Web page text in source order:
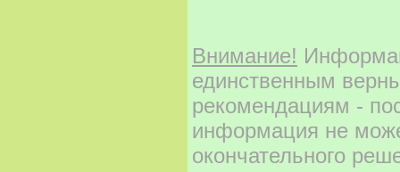
Внимание!
единственным
рекомендациям -
информация не
окончательного